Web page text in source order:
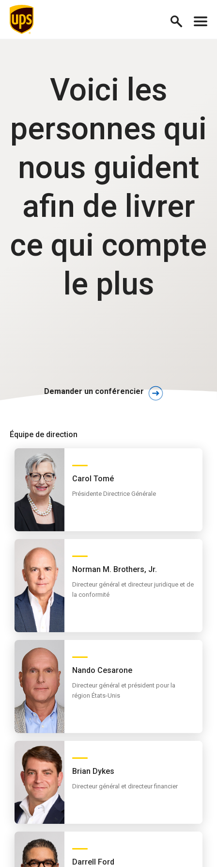
Voici les
personnes qui
nous guident
afin de livrer
ce qui compte
le plus
Équipe de direction
Demander un conférencier
Carol Tomé
Présidente Directrice Générale
Norman M. Brothers, Jr.
Directeur général et directeur juridique et de
la conformité
Nando Cesarone
Directeur général et président pour la
région États-Unis
Brian Dykes
Directeur général et directeur financier
Darrell Ford